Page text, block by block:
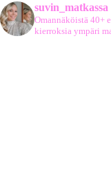
suvin_matkassa
Omannäköistä 40+
kierroksia ympäri